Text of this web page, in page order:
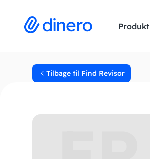
Produkt
Tilbage til Find Revisor